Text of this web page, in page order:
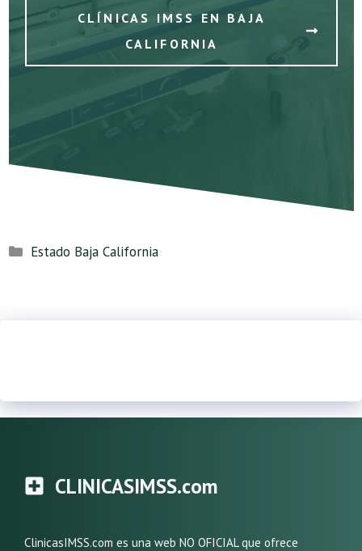
CLÍNICAS IMSS EN BAJA
CALIFORNIA
Categorías
Estado Baja California
CLINICASIMSS.com
ClinicasIMSS.com es una web NO OFICIAL que ofrece